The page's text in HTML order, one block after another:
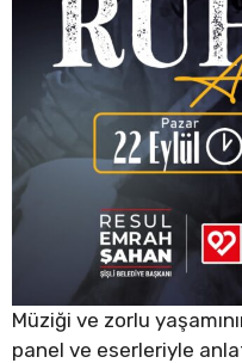
Müziği ve zorlu
panel ve eserleriyle